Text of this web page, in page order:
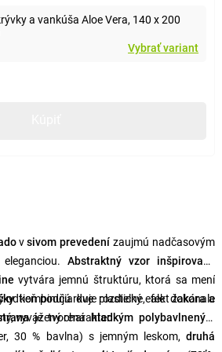
a vankúša Aloe Vera, 140 x 200
Vybrať variant
vsivom prevedení zaujmú nadčasovým
Abstraktný vzor inšpirovaný
vytvára jemnú štruktúru, ktorá sa mení
odtieň podčiarkuje plastický efekt žakára a
vyvážený charakter.
kombinujú dve rozdielne, ale dokonale
je tvorenáhladkým polybavlneným
30 % bavlna) s jemným leskom, druhá